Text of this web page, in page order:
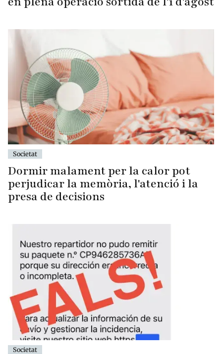
Societat
Dormir malament per la calor pot
perjudicar la memòria, l'atenció i la
presa de decisions
Societat